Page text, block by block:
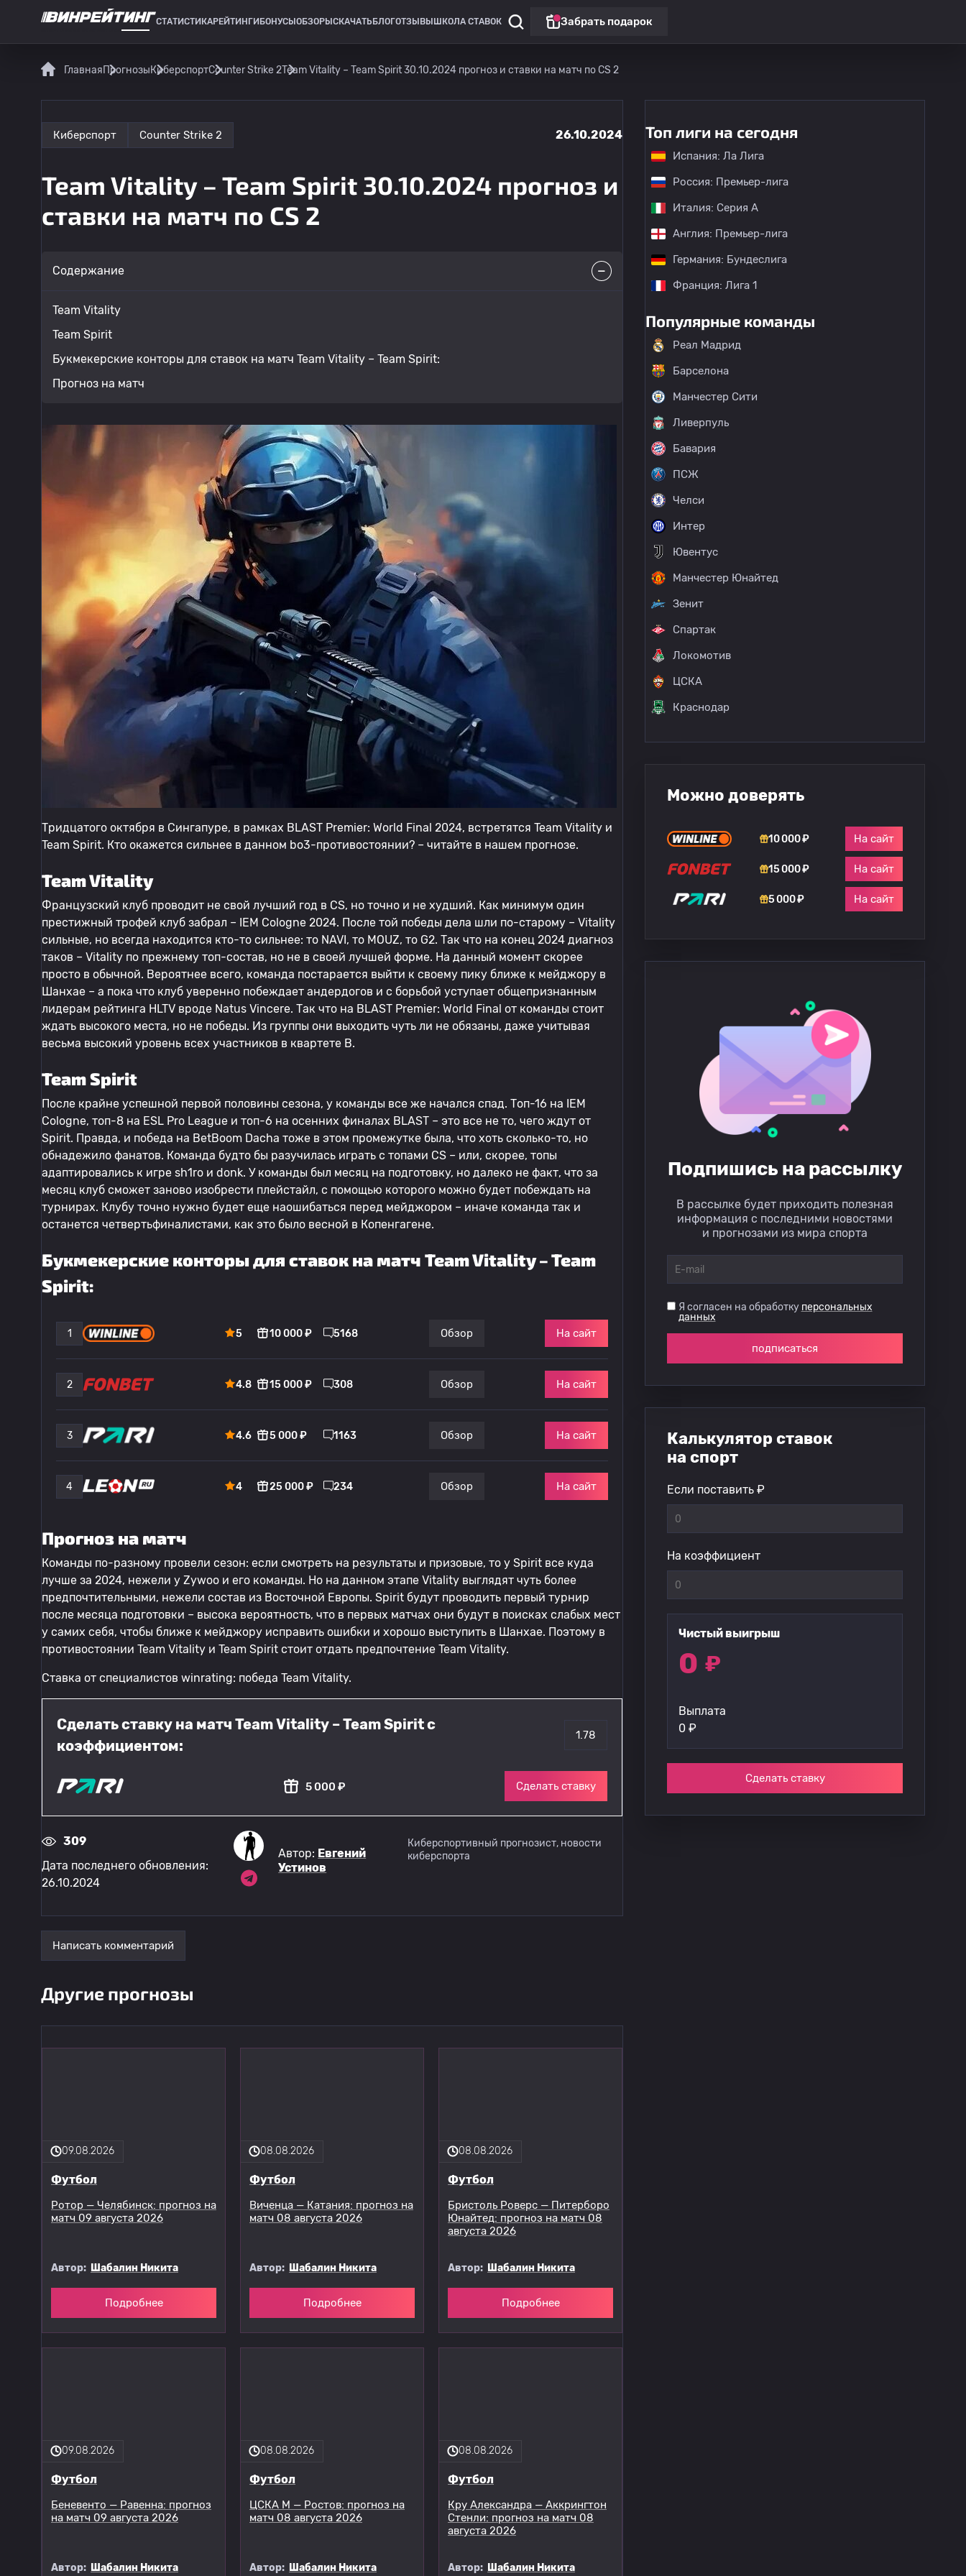
СТАТИСТИКАРЕЙТИНГИ БОНУСЫ ОБЗОРЫ СКАЧАТЬ БЛОГОТЗЫВЫ ШКОЛА СТАВОК Забрать подарок
ГлавнаяПрогнозыКиберспортCounter Strike 2Team Vitality – Team Spirit 30.10.2024 прогноз и ставки на матч по CS 2
Киберспорт Counter Strike 2 26.10.2024
Team Vitality – Team Spirit 30.10.2024 прогноз и
ставки на матч по CS 2
Содержание
Team Vitality
Team Spirit
Букмекерские конторы для ставок на матч Team Vitality – Team Spirit:
Прогноз на матч
Тридцатого октября в Сингапуре, в рамках BLAST Premier: World Final 2024, встретятся Team Vitality и
Team Spirit. Кто окажется сильнее в данном bo3-противостоянии? – читайте в нашем прогнозе.
Team Vitality
Французский клуб проводит не свой лучший год в CS, но точно и не худший. Как минимум один
престижный трофей клуб забрал – IEM Cologne 2024. После той победы дела шли по-старому – Vitality
сильные, но всегда находится кто-то сильнее: то NAVI, то MOUZ, то G2. Так что на конец 2024 диагноз
таков – Vitality по прежнему топ-состав, но не в своей лучшей форме. На данный момент скорее
просто в обычной. Вероятнее всего, команда постарается выйти к своему пику ближе к мейджору в
Шанхае – а пока что клуб уверенно побеждает андердогов и с борьбой уступает общепризнанным
лидерам рейтинга HLTV вроде Natus Vincere. Так что на BLAST Premier: World Final от команды стоит
ждать высокого места, но не победы. Из группы они выходить чуть ли не обязаны, даже учитывая
весьма высокий уровень всех участников в квартете B.
Team Spirit
После крайне успешной первой половины сезона, у команды все же начался спад. Топ-16 на IEM
Cologne, топ-8 на ESL Pro League и топ-6 на осенних финалах BLAST – это все не то, чего ждут от
Spirit. Правда, и победа на BetBoom Dacha тоже в этом промежутке была, что хоть сколько-то, но
обнадежило фанатов. Команда будто бы разучилась играть с топами CS – или, скорее, топы
адаптировались к игре sh1ro и donk. У команды был месяц на подготовку, но далеко не факт, что за
месяц клуб сможет заново изобрести плейстайл, с помощью которого можно будет побеждать на
турнирах. Клубу точно нужно будет еще наошибаться перед мейджором – иначе команда так и
останется четвертьфиналистами, как это было весной в Копенгагене.
Букмекерские конторы для ставок на матч Team Vitality – Team
Spirit:
1 5 10 000 ₽ 5168 Обзор На сайт
2 4.8 15 000 ₽ 308 Обзор На сайт
3 4.6 5 000 ₽ 1163 Обзор На сайт
4 4 25 000 ₽ 234 Обзор На сайт
Прогноз на матч
Команды по-разному провели сезон: если смотреть на результаты и призовые, то у Spirit все куда
лучше за 2024, нежели у Zywoo и его команды. Но на данном этапе Vitality выглядят чуть более
предпочтительными, нежели состав из Восточной Европы. Spirit будут проводить первый турнир
после месяца подготовки – высока вероятность, что в первых матчах они будут в поисках слабых мест
у самих себя, чтобы ближе к мейджору исправить ошибки и хорошо выступить в Шанхае. Поэтому в
противостоянии Team Vitality и Team Spirit стоит отдать предпочтение Team Vitality.
Ставка от специалистов winrating: победа Team Vitality.
Сделать ставку на матч Team Vitality – Team Spirit с
коэффициентом:
1.78
5 000 ₽ Сделать ставку
309
Дата последнего обновления:
26.10.2024
Автор: Евгений
Устинов
Киберспортивный прогнозист, новости
киберспорта
Написать комментарий
Другие прогнозы
09.08.2026
Футбол
Ротор — Челябинск: прогноз на
матч 09 августа 2026
Автор: Шабалин Никита
Подробнее
08.08.2026
Футбол
Виченца — Катания: прогноз на
матч 08 августа 2026
Автор: Шабалин Никита
Подробнее
08.08.2026
Футбол
Бристоль Роверс — Питерборо
Юнайтед: прогноз на матч 08
августа 2026
Автор: Шабалин Никита
Подробнее
09.08.2026
Футбол
Беневенто — Равенна: прогноз
на матч 09 августа 2026
Автор: Шабалин Никита
08.08.2026
Футбол
ЦСКА М — Ростов: прогноз на
матч 08 августа 2026
Автор: Шабалин Никита
08.08.2026
Футбол
Кру Александра — Аккрингтон
Стенли: прогноз на матч 08
августа 2026
Автор: Шабалин Никита
Топ лиги на сегодня
Испания: Ла Лига
Россия: Премьер-лига
Италия: Серия А
Англия: Премьер-лига
Германия: Бундеслига
Франция: Лига 1
Популярные команды
Реал Мадрид
Барселона
Манчестер Сити
Ливерпуль
Бавария
ПСЖ
Челси
Интер
Ювентус
Манчестер Юнайтед
Зенит
Спартак
Локомотив
ЦСКА
Краснодар
Можно доверять
10 000 ₽ На сайт
15 000 ₽ На сайт
5 000 ₽ На сайт
Подпишись на рассылку
В рассылке будет приходить полезная
информация с последними новостями
и прогнозами из мира спорта
Я согласен на обработку персональных
данных
подписаться
Калькулятор ставок
на спорт
Если поставить ₽
На коэффициент
Чистый выигрыш
0 ₽
Выплата
0 ₽
Сделать ставку